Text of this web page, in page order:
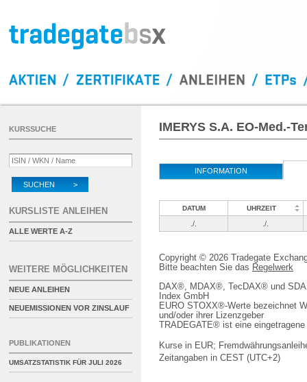
IMERYS S.A. EO-Med.-
INFORMATION
DATUM UHRZEIT
./. ./.
Copyright © 2026 Tradegate
Bitte beachten Sie das Regelwerk
DAX®, MDAX®, TecDAX® und
Index GmbH
EURO STOXX®-Werte bezeichnet
und/oder ihrer Lizenzgeber
TRADEGATE® ist eine
Kurse in EUR;
Zeitangaben in CEST (UTC+2)
KURSSUCHE
SUCHEN >
KURSLISTE ANLEIHEN
ALLE WERTE A-Z
WEITERE MÖGLICHKEITEN
NEUE ANLEIHEN
NEUEMISSIONEN VOR ZINSLAUF
PUBLIKATIONEN
UMSATZSTATISTIK FÜR JULI 2026